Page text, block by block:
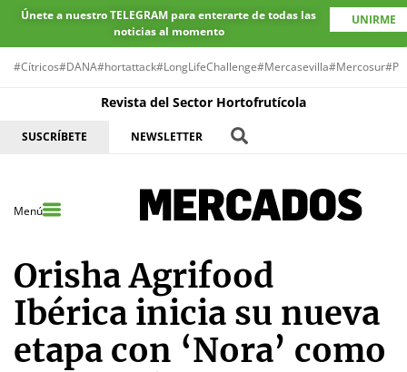
Únete a nuestro TELEGRAM para enterarte de todas las
noticias al momento
UNIRME
#Cítricos#DANA#hortattack#LongLifeChallenge#Mercasevilla#Mercosur
Revista del Sector Hortofrutícola
SUSCRÍBETE NEWSLETTER
Menú
Orisha Agrifood
Ibérica inicia su nueva
etapa con ‘Nora’ como